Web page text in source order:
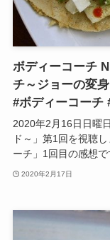
ボディーコーチ
チ～ジョーの変
#ボディーコーチ
2020年2月16日日曜
ド～」第1回を視聴
ーチ」1回目の感想
2020年2月17日